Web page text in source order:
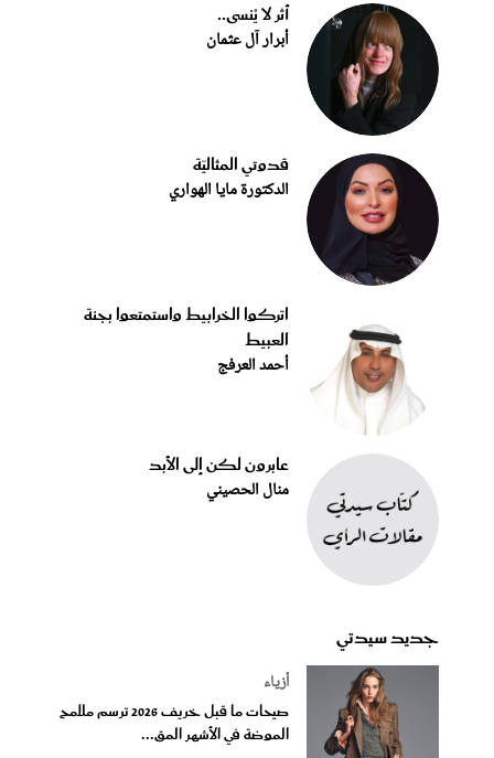
أثر لا يُنسى..
أبرار آل عثمان
قدوتي المثاليّة
الدكتورة مايا الهواري
اتركوا الخرابيط واستمتعوا بجنة
العبيط
أحمد العرفج
عابرون لكن إلى الأبد
منال الحصيني
جديد سيدتي
أزياء
صيحات ما قبل خريف 2026 ترسم ملامح
الموضة في الأشهر المق...